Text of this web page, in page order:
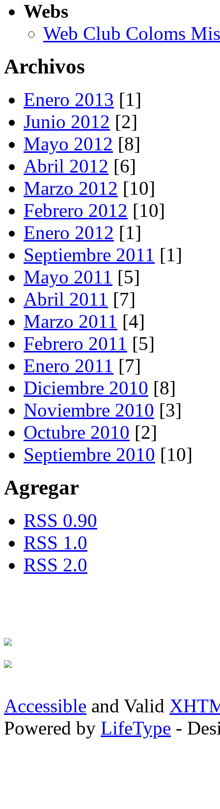
Webs
Web Club Coloms
Archivos
Enero 2013 [1]
Junio 2012 [2]
Mayo 2012 [8]
Abril 2012 [6]
Marzo 2012 [10]
Febrero 2012 [10]
Enero 2012 [1]
Septiembre 2011 [1]
Mayo 2011 [5]
Abril 2011 [7]
Marzo 2011 [4]
Febrero 2011 [5]
Enero 2011 [7]
Diciembre 2010 [8]
Noviembre 2010 [3]
Octubre 2010 [2]
Septiembre 2010 [10]
Agregar
RSS 0.90
RSS 1.0
RSS 2.0
Accessible and Valid
Powered by LifeType -